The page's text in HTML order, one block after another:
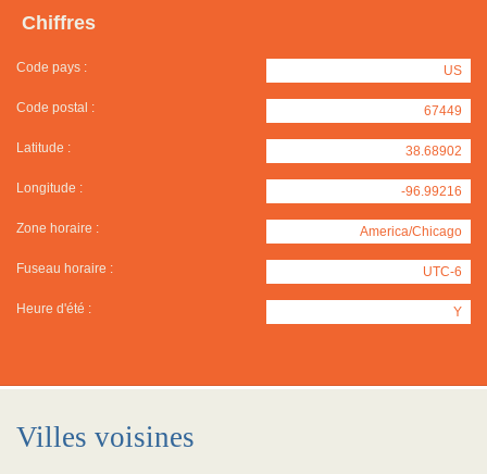
Chiffres
Code pays : US
Code postal : 67449
Latitude : 38.68902
Longitude : -96.99216
Zone horaire : America/Chicago
Fuseau horaire : UTC-6
Heure d'été : Y
Villes voisines